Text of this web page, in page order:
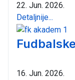
22. Jun. 2026.
Detaljnije...
16. Jun. 2026.